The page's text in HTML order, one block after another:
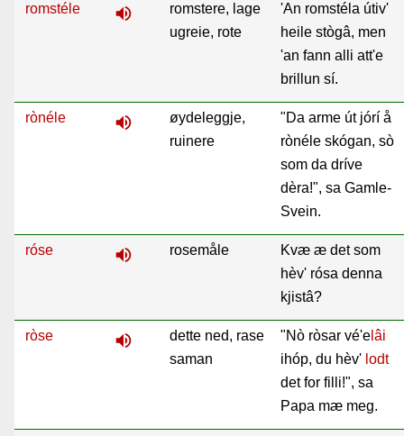
romstéle volume_up
romstere, lage
ugreie, rote
'An romstéla útiv'
heile stògâ, men
'an fann alli att'e
brillun sí.
rònéle volume_up
øydeleggje,
ruinere
"Da arme út jórí å
rònéle skógan, sò
som da dríve
dèra!", sa Gamle-
Svein.
róse volume_up rosemåle
Kvæ æ det som
hèv' rósa denna
kjistâ?
ròse volume_up
dette ned, rase
saman
"Nò ròsar vé'e lâi
ihóp, du hèv' lodt
det for filli!", sa
Papa mæ meg.